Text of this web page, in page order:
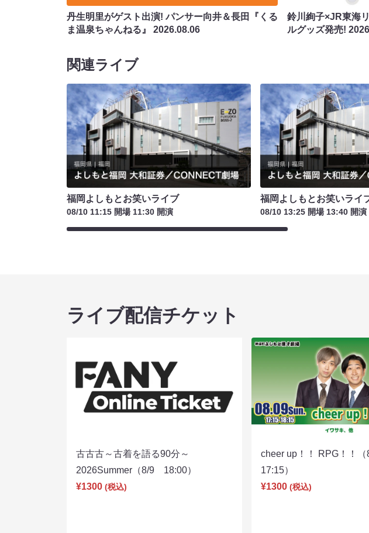
丹生明里がゲスト出演! パンサー向井＆長田『くる
ま温泉ちゃんねる』 2026.08.06
鈴川絢子×JR東海
ルグッズ発売!
関連ライブ
福岡よしもとお笑いライブ
08/10 11:15 開場 11:30 開演
福岡よしもとお笑いライ
08/10 13:25 開場 13:40 開演
ライブ配信チケット
古古古～古着を語る90分～
2026Summer（8/9 18:00）
¥1300 (税込)
cheer up！！ RPG！！
17:15）
¥1300 (税込)